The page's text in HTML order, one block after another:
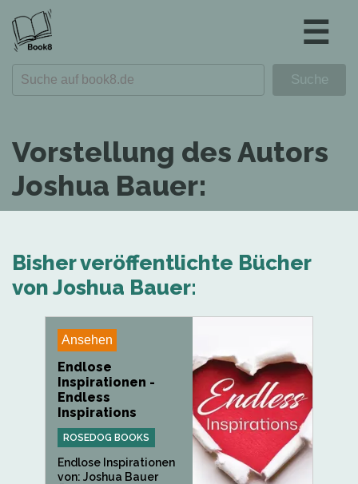
☰
Vorstellung des Autors
Joshua Bauer:
Bisher veröffentlichte Bücher
von Joshua Bauer:
Ansehen
Endlose
Inspirationen -
Endless
Inspirations
ROSEDOG BOOKS
Endlose Inspirationen
von: Joshua Bauer